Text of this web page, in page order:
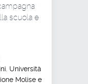
scuola e
Università
Molise e